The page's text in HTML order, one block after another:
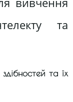
та
здібностей та їх